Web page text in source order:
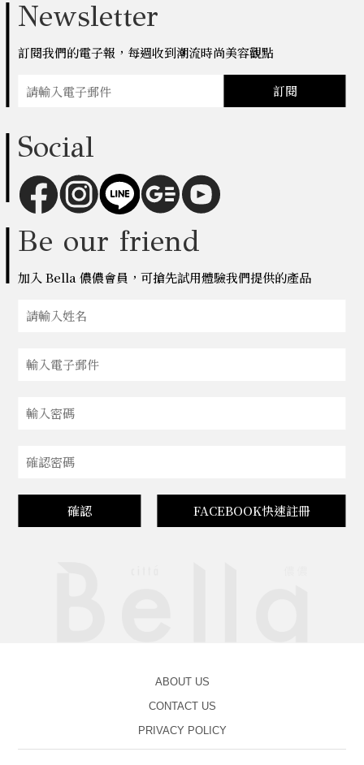
Newsletter
訂閱我們的電子報，每週收到潮流時尚美容觀點
訂閱
Social
Be our friend
加入 Bella 儂儂會員，可搶先試用體驗我們提供的產品
確認 FACEBOOK快速註冊
ABOUT US
CONTACT US
PRIVACY POLICY